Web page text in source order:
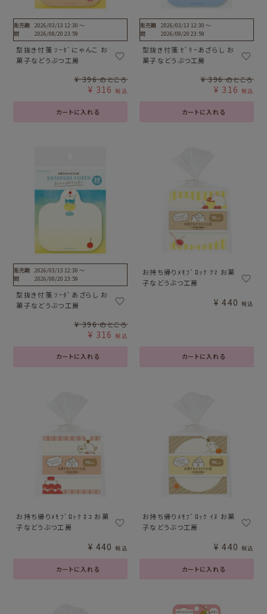
販売期
間
2026/03/13 12:30〜
2026/08/20 23:59
型抜き付箋 ｿｰﾀﾞにゃんこ お
菓子などうぶつ工房
カートに入れる
¥ 396 のところ
¥ 316 税込
販売期
間
2026/03/13 12:30 〜
2026/08/20 23:59
型抜き付箋 ｾﾞﾘｰあざらし お
菓子などうぶつ工房
カートに入れる
¥ 396 のところ
¥ 316 税込
販売期
間
2026/03/13 12:30〜
2026/08/20 23:59
型抜き付箋 ｿｰﾀﾞあざらし お
菓子などうぶつ工房
カートに入れる
¥ 396 のところ
¥ 316 税込
お持ち帰りﾒﾓﾌﾞﾛｯｸ ｸﾏ お菓
子などうぶつ工房
カートに入れる
¥ 440 税込
お持ち帰りﾒﾓﾌﾞﾛｯｸ ﾈｺ お菓
子などうぶつ工房
カートに入れる
¥ 440 税込
お持ち帰りﾒﾓﾌﾞﾛｯｸ ｲﾇ お菓
子などうぶつ工房
カートに入れる
¥ 440 税込